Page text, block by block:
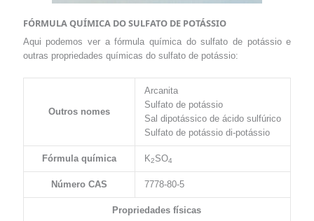
FÓRMULA QUÍMICA DO SULFATO DE POTÁSSIO
Aqui podemos ver a fórmula química do sulfato de potássio e
outras propriedades químicas do sulfato de potássio:
Outros nomes
Arcanita
Sulfato de potássio
Sal dipotássico de ácido sulfúrico
Sulfato de potássio di-potássio
Fórmula química K2SO4
Número CAS 7778-80-5
Propriedades físicas